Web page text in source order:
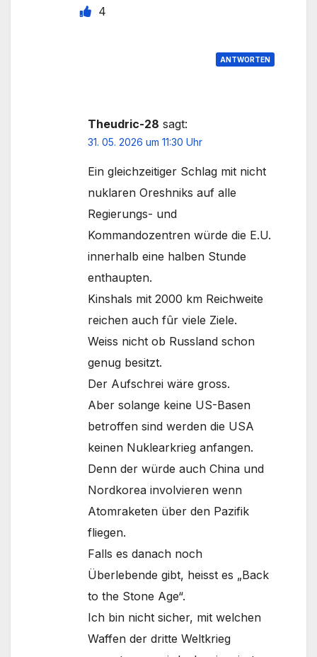
4
ANTWORTEN
Theudric-28 sagt:
31. 05. 2026 um 11:30 Uhr
Ein gleichzeitiger Schlag mit nicht
nuklaren Oreshniks auf alle
Regierungs- und
Kommandozentren würde die E.U.
innerhalb eine halben Stunde
enthaupten.
Kinshals mit 2000 km Reichweite
reichen auch fûr viele Ziele.
Weiss nicht ob Russland schon
genug besitzt.
Der Aufschrei wäre gross.
Aber solange keine US-Basen
betroffen sind werden die USA
keinen Nuklearkrieg anfangen.
Denn der würde auch China und
Nordkorea involvieren wenn
Atomraketen über den Pazifik
fliegen.
Falls es danach noch
Überlebende gibt, heisst es „Back
to the Stone Age“.
Ich bin nicht sicher, mit welchen
Waffen der dritte Weltkrieg